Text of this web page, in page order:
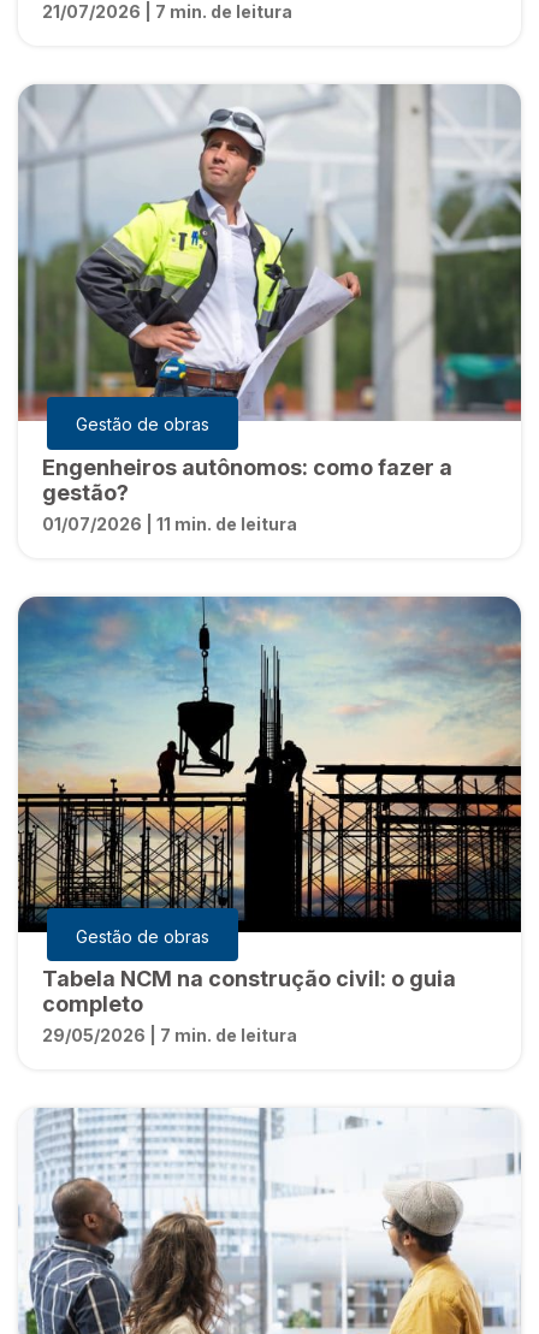
21/07/2026 | 7 min. de leitura
Gestão de obras
Engenheiros autônomos: como fazer a
gestão?
01/07/2026 | 11 min. de leitura
Gestão de obras
Tabela NCM na construção civil: o guia
completo
29/05/2026 | 7 min. de leitura